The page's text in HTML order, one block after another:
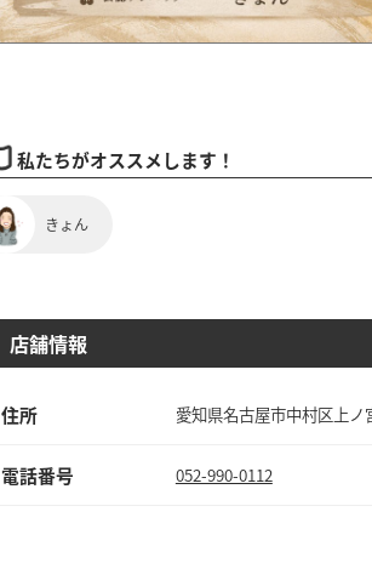
私たちがオススメします！
きょん
店舗情報
住所 愛知県名古屋市中村区上ノ
電話番号 052-990-0112